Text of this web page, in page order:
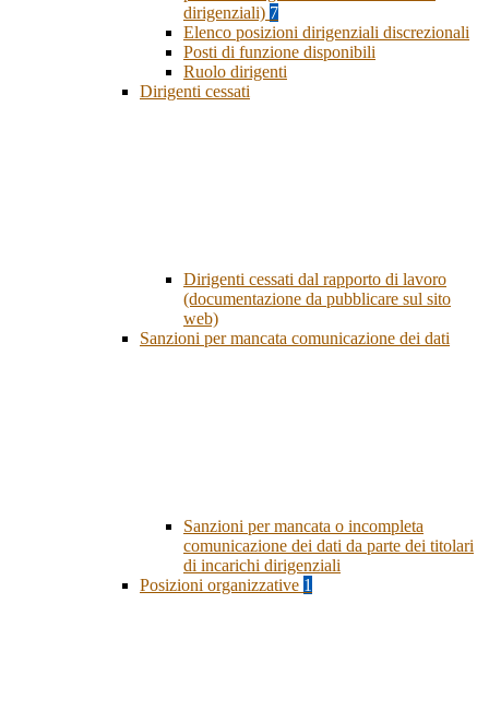
dirigenziali) 7
Elenco posizioni dirigenziali discrezionali
Posti di funzione disponibili
Ruolo dirigenti
Dirigenti cessati
Dirigenti cessati dal rapporto di lavoro
(documentazione da pubblicare sul sito
web)
Sanzioni per mancata comunicazione dei dati
Sanzioni per mancata o incompleta
comunicazione dei dati da parte dei titolari
di incarichi dirigenziali
Posizioni organizzative 1